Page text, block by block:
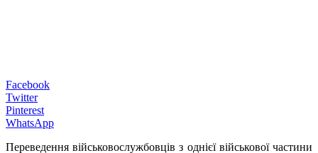
Facebook
Twitter
Pinterest
WhatsApp
Переведення військовослужбовців з однієї військової частини